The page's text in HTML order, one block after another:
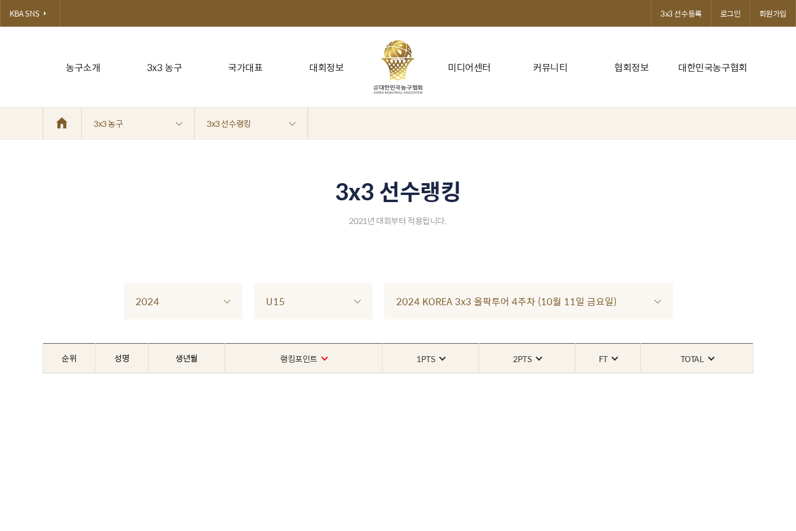
농구소개 3x3 농구 국가대표 대회정보 미디어센터 커뮤니티 협회정보 대한민국농구협회
KBA SNS 3x3 선수등록 로그인 회원가입
3x3 농구 3x3 선수랭킹
3x3 선수랭킹
2021년 대회부터 적용됩니다.
2024 U15 2024 KOREA 3x3 올팍투어 4주차 (10월 11일 금요일)
순위 성명 생년월 랭킹포인트 1PTS 2PTS FT TOTAL